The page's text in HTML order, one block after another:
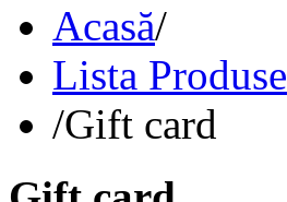
Acasă/
Lista Produse
/Gift card